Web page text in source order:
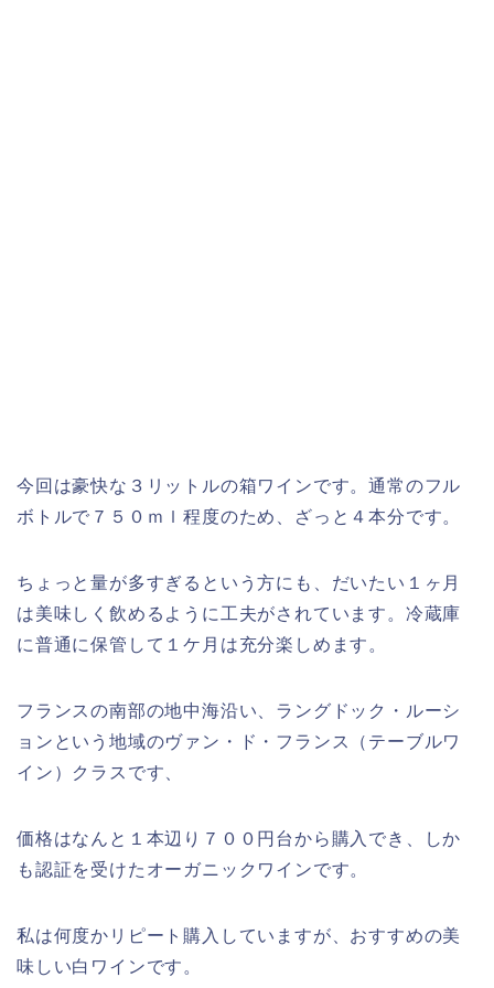
今回は豪快な３リットルの箱ワインです。通常のフル
ボトルで７５０ｍｌ程度のため、ざっと４本分です。
ちょっと量が多すぎるという方にも、だいたい１ヶ月
は美味しく飲めるように工夫がされています。冷蔵庫
に普通に保管して１ケ月は充分楽しめます。
フランスの南部の地中海沿い、ラングドック・ルーシ
ョンという地域のヴァン・ド・フランス（テーブルワ
イン）クラスです、
価格はなんと１本辺り７００円台から購入でき、しか
も認証を受けたオーガニックワインです。
私は何度かリピート購入していますが、おすすめの美
味しい白ワインです。